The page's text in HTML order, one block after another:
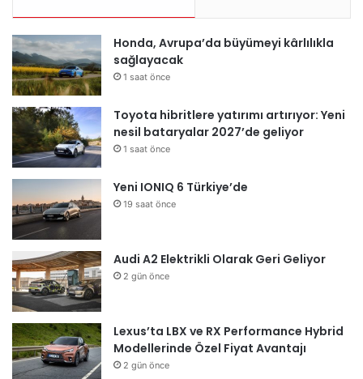
Honda, Avrupa’da büyümeyi kârlılıkla
sağlayacak
1 saat önce
Toyota hibritlere yatırımı artırıyor: Yeni
nesil bataryalar 2027’de geliyor
1 saat önce
Yeni IONIQ 6 Türkiye’de
19 saat önce
Audi A2 Elektrikli Olarak Geri Geliyor
2 gün önce
Lexus’ta LBX ve RX Performance Hybrid
Modellerinde Özel Fiyat Avantajı
2 gün önce